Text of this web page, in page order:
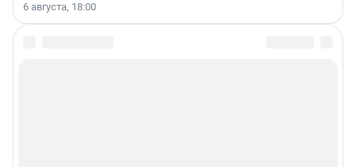
6 августа, 18:00